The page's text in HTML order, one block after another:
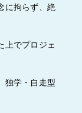
に拘らず、絶
上でプロジェ
独学・自走型